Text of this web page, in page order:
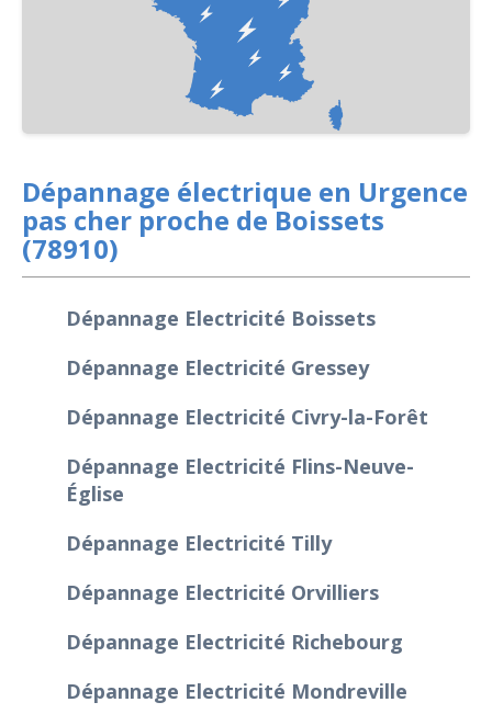
Dépannage électrique en Urgence
pas cher proche de Boissets
(78910)
Dépannage Electricité Boissets
Dépannage Electricité Gressey
Dépannage Electricité Civry-la-Forêt
Dépannage Electricité Flins-Neuve-
Église
Dépannage Electricité Tilly
Dépannage Electricité Orvilliers
Dépannage Electricité Richebourg
Dépannage Electricité Mondreville